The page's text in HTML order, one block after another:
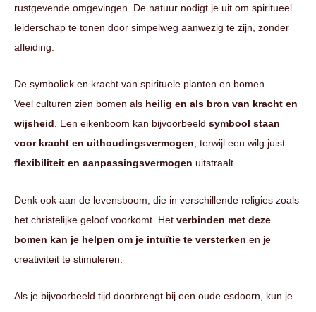
rustgevende omgevingen. De natuur nodigt je uit om spiritueel
leiderschap te tonen door simpelweg aanwezig te zijn, zonder
afleiding.
De symboliek en kracht van spirituele planten en bomen
Veel culturen zien bomen als heilig en als bron van kracht en
wijsheid . Een eikenboom kan bijvoorbeeld symbool staan
voor kracht en uithoudingsvermogen , terwijl een wilg juist
flexibiliteit en aanpassingsvermogen uitstraalt.
Denk ook aan de levensboom, die in verschillende religies zoals
het christelijke geloof voorkomt. Het verbinden met deze
bomen kan je helpen om je intuïtie te versterken en je
creativiteit te stimuleren.
Als je bijvoorbeeld tijd doorbrengt bij een oude esdoorn, kun je